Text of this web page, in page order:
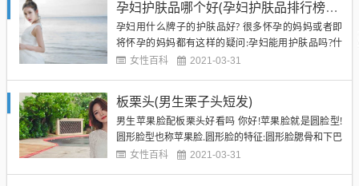
谐.1般说来,穿西装时．可以选择大—些的胸针,材料
也...
孕妇护肤品哪个好(孕妇护肤品排行榜10强)
孕妇用什么牌子的护肤品好? 很多怀孕的妈妈或者即
将怀孕的妈妈都有这样的疑问:孕妇能用护肤品吗?什
么牌子的孕妇护肤品好用?甜心妈咪这个牌子口碑那么
在这个时候会变得非常糟糕,比如出现皮肤粗糙、出油
多或干燥...
女性百科 2021-03-31
板栗头(男生栗子头短发)
男生苹果脸配板栗头好看吗 你好!苹果脸就是圆脸型!
圆形脸型也称苹果脸.圆形脸的特征:圆形脸腮骨和下巴
比较圆,分界不明显,近似于弧形.脸的长宽比例很接近,
女性百科 2021-03-31